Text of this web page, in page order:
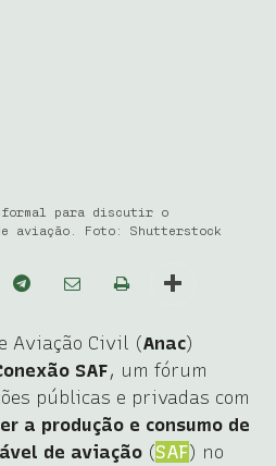
para discutir o
aviação. Foto: Shutterstock
Aviação Civil (Anac)
SAF, um fórum
públicas e privadas com
a produção e consumo de
de aviação (SAF) no